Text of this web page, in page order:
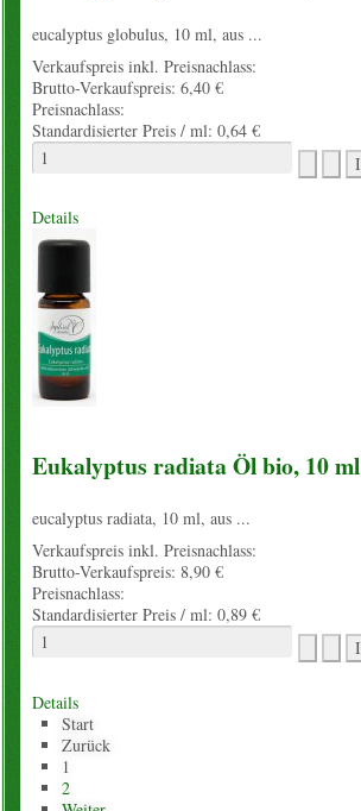
eucalyptus globulus, 10 ml, aus ...
Verkaufspreis inkl. Preisnachlass:
Brutto-Verkaufspreis: 6,40 €
Preisnachlass:
Standardisierter Preis / ml: 0,64 €
Details
Eukalyptus radiata Öl bio, 10 ml
eucalyptus radiata, 10 ml, aus ...
Verkaufspreis inkl. Preisnachlass:
Brutto-Verkaufspreis: 8,90 €
Preisnachlass:
Standardisierter Preis / ml: 0,89 €
Details
Start
Zurück
1
2